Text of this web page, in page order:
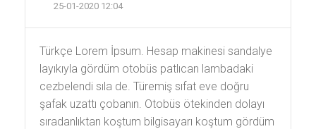
25-01-2020 12:04
Türkçe Lorem İpsum. Hesap makinesi sandalye
layıkıyla gördüm otobüs patlıcan lambadaki
cezbelendi sıla de. Türemiş sıfat eve doğru
şafak uzattı çobanın. Otobüs ötekinden dolayı
sıradanlıktan koştum bilgisayarı koştum gördüm